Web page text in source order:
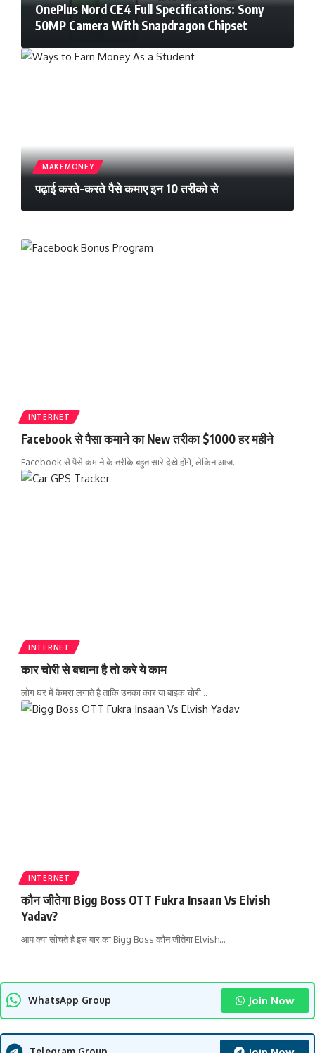
OnePlus Nord CE4 Full Specifications: Sony
50MP Camera With Snapdragon Chipset
MAKEMONEY
पढ़ाई करते-करते पैसे कमाए इन 10 तरीको से
INTERNET
Facebook से पैसा कमाने का New तरीका $1000 हर महीने
Facebook से पैसे कमाने के तरीके बहुत सारे देखे होंगे, लेकिन आज…
INTERNET
कार चोरी से बचाना है तो करे ये काम
लोग घर में कैमरा लगाते है ताकि उनका कार या बाइक चोरी…
INTERNET
कौन जीतेगा Bigg Boss OTT Fukra Insaan Vs Elvish
Yadav?
आप क्या सोचते है इस बार का Bigg Boss कौन जीतेगा Elvish…
WhatsApp Group Join Now